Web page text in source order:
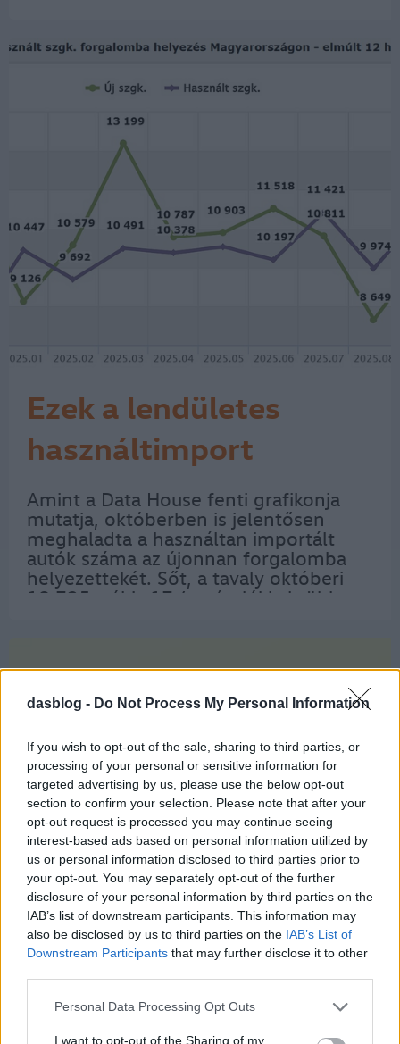
dasblog - Do Not Process My Personal Information
If you wish to opt-out of the sale, sharing to third parties, or
processing of your personal or sensitive information for
targeted advertising by us, please use the below opt-out
section to confirm your selection. Please note that after your
opt-out request is processed you may continue seeing
interest-based ads based on personal information utilized by
us or personal information disclosed to third parties prior to
your opt-out. You may separately opt-out of the further
disclosure of your personal information by third parties on the
IAB’s list of downstream participants. This information may
also be disclosed by us to third parties on the IAB’s List of
Downstream Participants that may further disclose it to other
Please note that this website/app uses one or more Google
not limited to your visit or usage behaviour. You may click to
Personal Data Processing Opt Outs
I want to opt-out of the Sharing of my
darabszámmal…
Ezek a lendületes
használtimport
kedvencei
Amint a Data House fenti grafikonja
mutatja, októberben is jelentősen
meghaladta a használtan importált
autók száma az újonnan forgalomba
helyezettekét. Sőt, a tavaly októberi
10 725-nél is 17,4 százalékkal több
Kitartóan bővül a